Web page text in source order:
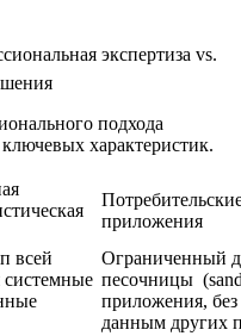
экспертиза vs.
подхода
характеристик.
приложения
всей
системные
Ограниченный
песочницы
приложения, без
данным других